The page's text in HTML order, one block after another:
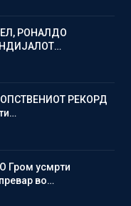
РОНАЛДО
РЕКОРД
Гром усмрти
во…